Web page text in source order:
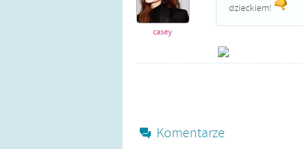
casey
dzieckiem!
Komentarze